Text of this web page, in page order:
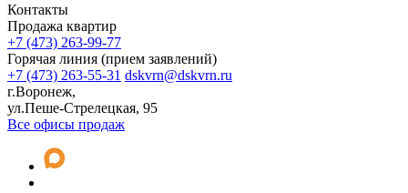
Контакты
Продажа квартир
+7 (473) 263-99-77
Горячая линия (прием заявлений)
+7 (473) 263-55-31 dskvrn@dskvrn.ru
г.Воронеж,
ул.Пеше-Стрелецкая, 95
Все офисы продаж